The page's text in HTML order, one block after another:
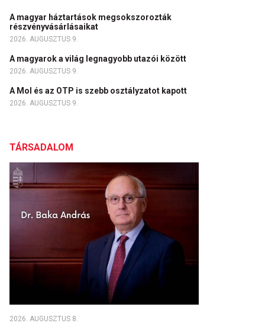
A magyar háztartások megsokszorozták
részvényvásárlásaikat
2026. AUGUSZTUS 9.
A magyarok a világ legnagyobb utazói között
2026. AUGUSZTUS 9.
A Mol és az OTP is szebb osztályzatot kapott
2026. AUGUSZTUS 9.
TÁRSADALOM
2026. AUGUSZTUS 8.